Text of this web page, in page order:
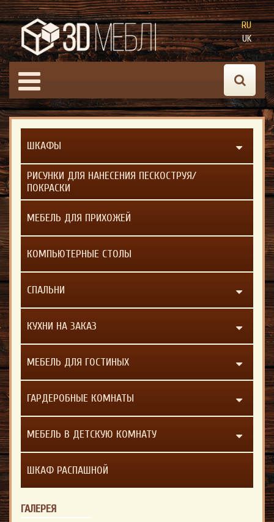
RU
UK
ШКАФЫ
РИСУНКИ ДЛЯ НАНЕСЕНИЯ ПЕСКОСТРУЯ/
ПОКРАСКИ
МЕБЕЛЬ ДЛЯ ПРИХОЖЕЙ
КОМПЬЮТЕРНЫЕ СТОЛЫ
СПАЛЬНИ
КУХНИ НА ЗАКАЗ
МЕБЕЛЬ ДЛЯ ГОСТИНЫХ
ГАРДЕРОБНЫЕ КОМНАТЫ
МЕБЕЛЬ В ДЕТСКУЮ КОМНАТУ
ШКАФ РАСПАШНОЙ
ГАЛЕРЕЯ